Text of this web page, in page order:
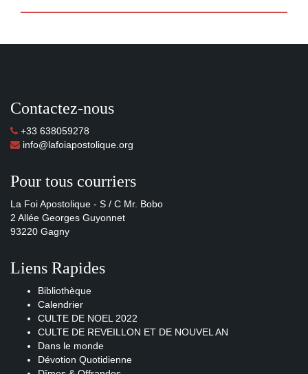
Contactez-nous
+33 638059278
info@lafoiapostolique.org
Pour tous courriers
La Foi Apostolique - S / C Mr. Bobo
2 Allée Georges Guyonnet
93220 Gagny
Liens Rapides
Bibliothèque
Calendrier
CULTE DE NOEL 2022
CULTE DE REVEILLON ET DE NOUVEL AN
Dans le monde
Dévotion Quotidienne